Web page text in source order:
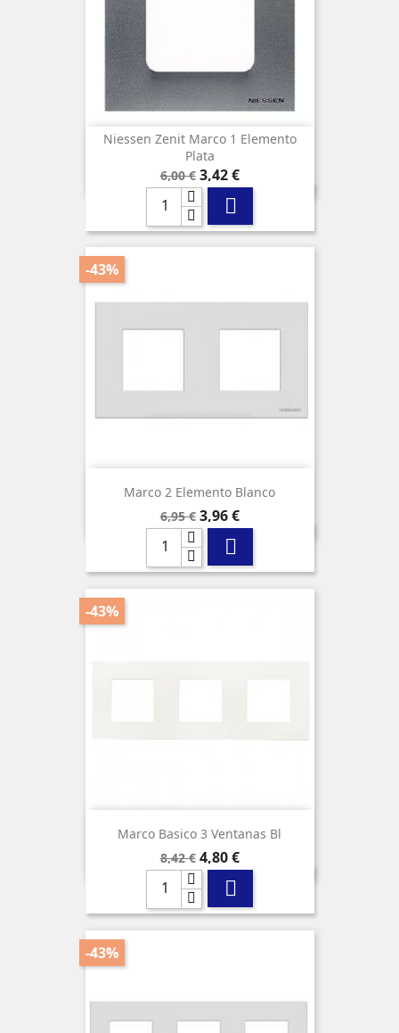
Niessen Zenit Marco 1 Elemento
Plata
Precio
base
6,00 € Precio
3,42 €

Marco 2 Elemento Blanco
Precio
base
6,95 €
-43%
Precio
3,96 €

Marco Basico 3 Ventanas Bl
Precio
base
8,42 €
-43%
Precio
4,80 €

-43%